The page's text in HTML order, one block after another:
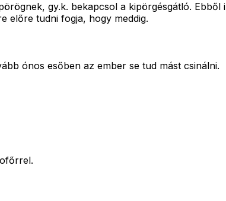
gy.k. bekapcsol a kipörgésgátló.
előre tudni fogja, hogy meddig.
ónos esőben az ember se tud mást csinálni.